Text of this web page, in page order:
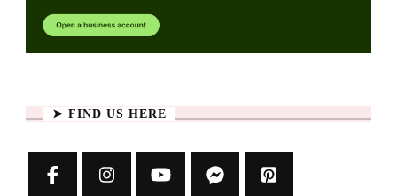
➤ FIND US HERE